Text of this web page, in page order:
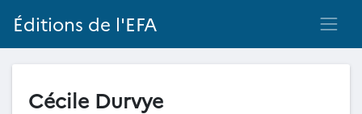
Éditions de l'EFA
Cécile Durvye